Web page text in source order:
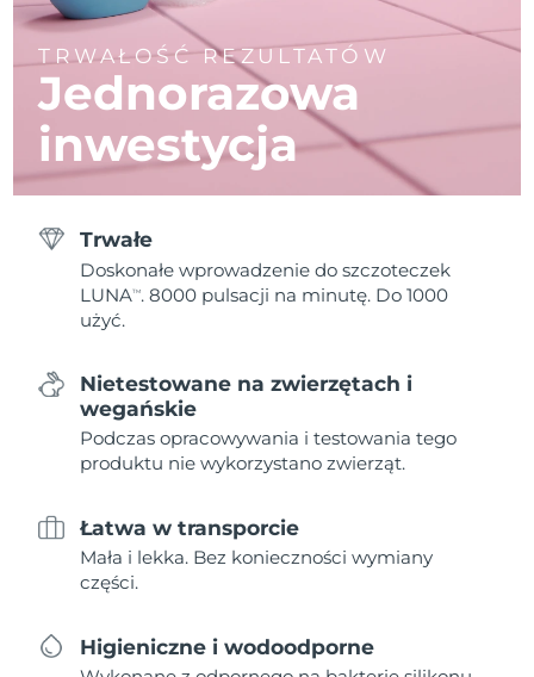
TRWAŁOŚĆ REZULTATÓW
Jednorazowa
inwestycja
Trwałe
Doskonałe wprowadzenie do szczoteczek
LUNATM . 8000 pulsacji na minutę. Do 1000
użyć.
Nietestowane na zwierzętach i
wegańskie
Podczas opracowywania i testowania tego
produktu nie wykorzystano zwierząt.
Łatwa w transporcie
Mała i lekka. Bez konieczności wymiany
części.
Higieniczne i wodoodporne